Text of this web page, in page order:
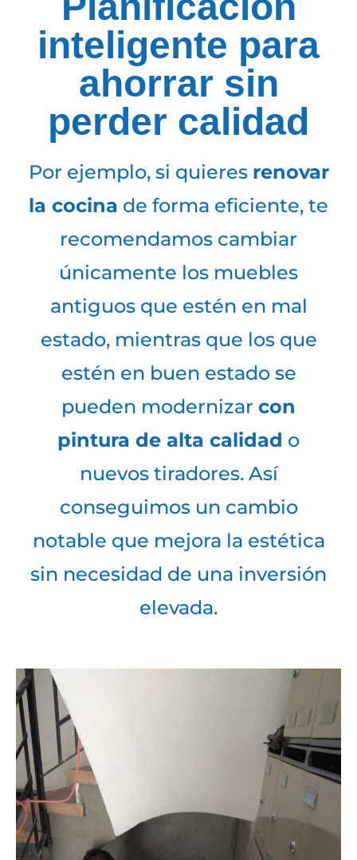
inteligente para
ahorrar sin
perder calidad
Por ejemplo, si quieres renovar
la cocina de forma eficiente, te
recomendamos cambiar
únicamente los muebles
antiguos que estén en mal
estado, mientras que los que
estén en buen estado se
pueden modernizar con
pintura de alta calidad o
nuevos tiradores. Así
conseguimos un cambio
notable que mejora la estética
sin necesidad de una inversión
elevada.